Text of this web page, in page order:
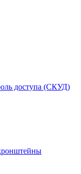
доступа (СКУД)